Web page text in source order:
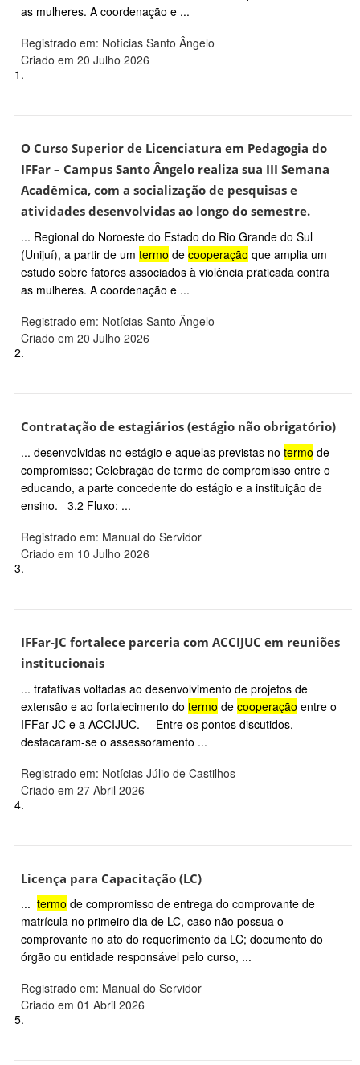
as mulheres. A coordenação e ...
Registrado em: Notícias Santo Ângelo
Criado em 20 Julho 2026
1.
O Curso Superior de Licenciatura em Pedagogia do
IFFar – Campus Santo Ângelo realiza sua III Semana
Acadêmica, com a socialização de pesquisas e
atividades desenvolvidas ao longo do semestre.
... Regional do Noroeste do Estado do Rio Grande do Sul
(Unijuí), a partir de um termo de cooperação que amplia um
estudo sobre fatores associados à violência praticada contra
as mulheres. A coordenação e ...
Registrado em: Notícias Santo Ângelo
Criado em 20 Julho 2026
2.
Contratação de estagiários (estágio não obrigatório)
... desenvolvidas no estágio e aquelas previstas no termo de
compromisso; Celebração de termo de compromisso entre o
educando, a parte concedente do estágio e a instituição de
ensino. 3.2 Fluxo: ...
Registrado em: Manual do Servidor
Criado em 10 Julho 2026
3.
IFFar-JC fortalece parceria com ACCIJUC em reuniões
institucionais
... tratativas voltadas ao desenvolvimento de projetos de
extensão e ao fortalecimento do termo de cooperação entre o
IFFar-JC e a ACCIJUC. Entre os pontos discutidos,
destacaram-se o assessoramento ...
Registrado em: Notícias Júlio de Castilhos
Criado em 27 Abril 2026
4.
Licença para Capacitação (LC)
... termo de compromisso de entrega do comprovante de
matrícula no primeiro dia de LC, caso não possua o
comprovante no ato do requerimento da LC; documento do
órgão ou entidade responsável pelo curso, ...
Registrado em: Manual do Servidor
Criado em 01 Abril 2026
5.